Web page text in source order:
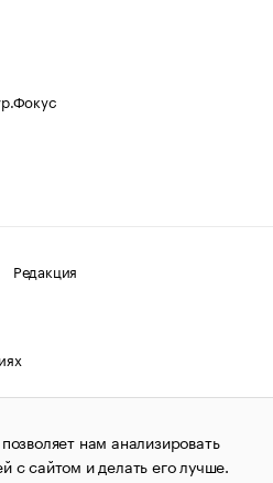
Редакция
О соблюдении авторских прав
1995–2026.Сообщения
агентства «РБК»
нам анализировать
с сайтом и делать его лучше.